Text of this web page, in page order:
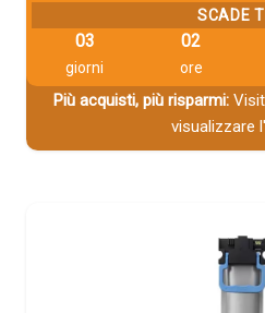
SCADE
03
giorni
02
ore
Più acquisti, più risparmi:
visualizzare